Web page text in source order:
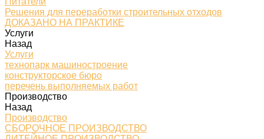
Решения для переработки строительных отходов
ДОКАЗАНО НА ПРАКТИКЕ
Услуги
Назад
Услуги
технопарк машиностроение
конструкторское бюро
перечень выполняемых работ
Производство
Назад
Производство
СБОРОЧНОЕ ПРОИЗВОДСТВО